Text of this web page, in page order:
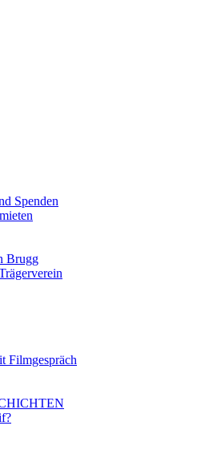
Spenden
Brugg
Filmgespräch